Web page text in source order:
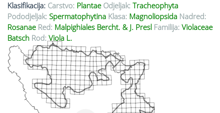
Klasifikacija: Carstvo: Plantae Odjeljak: Tracheophyta
Pododjeljak: Spermatophytina Klasa: Magnoliopsida Nadred:
Rosanae Red: Malpighiales Bercht. & J. Presl Familija: Violaceae
Batsch Rod: Viola L.